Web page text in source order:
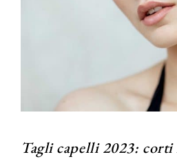
Tagli capelli 2023: